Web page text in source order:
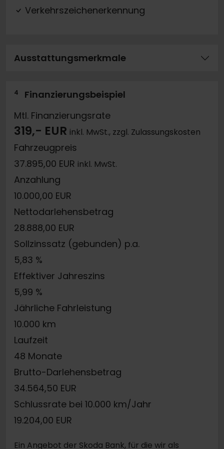
Verkehrszeichenerkennung
Ausstattungsmerkmale
4
Finanzierungsbeispiel
Mtl. Finanzierungsrate
319,- EUR inkl. MwSt., zzgl. Zulassungskosten
Fahrzeugpreis
37.895,00 EUR inkl. MwSt.
Anzahlung
10.000,00 EUR
Nettodarlehensbetrag
28.888,00 EUR
Sollzinssatz (gebunden) p.a.
5,83 %
Effektiver Jahreszins
5,99 %
Jährliche Fahrleistung
10.000 km
Laufzeit
48 Monate
Brutto-Darlehensbetrag
34.564,50 EUR
Schlussrate bei 10.000 km/Jahr
19.204,00 EUR
Ein Angebot der Skoda Bank, für die wir als